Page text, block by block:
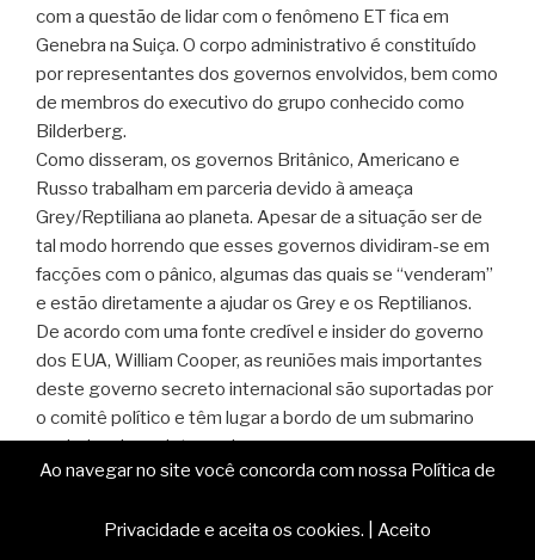
com a questão de lidar com o fenômeno ET fica em
Genebra na Suiça. O corpo administrativo é constituído
por representantes dos governos envolvidos, bem como
de membros do executivo do grupo conhecido como
Bilderberg.
Como disseram, os governos Britânico, Americano e
Russo trabalham em parceria devido à ameaça
Grey/Reptiliana ao planeta. Apesar de a situação ser de
tal modo horrendo que esses governos dividiram-se em
facções com o pânico, algumas das quais se “venderam”
e estão diretamente a ajudar os Grey e os Reptilianos.
De acordo com uma fonte credível e insider do governo
dos EUA, William Cooper, as reuniões mais importantes
deste governo secreto internacional são suportadas por
o comitê político e têm lugar a bordo de um submarino
por baixo das calotas polares.
O secretismo é de tal ordem que este é o único modo de
que será o único local onde irão discutir os seus maiores
Ao navegar no site você concorda com nossa Política de
Privacidade e aceita os cookies. Aceito